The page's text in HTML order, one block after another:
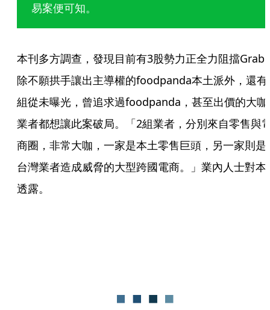
易案便可知。
本刊多方調查，發現目前有3股勢力正全力阻擋Grab
除不願拱手讓出主導權的foodpanda本土派外，還有
組從未曝光，曾追求過foodpanda，甚至出價的大咖
業者都想讓此案破局。「2組業者，分別來自零售與
商圈，非常大咖，一家是本土零售巨頭，另一家則是
台灣業者造成威脅的大型跨國電商。」業內人士對本
透露。